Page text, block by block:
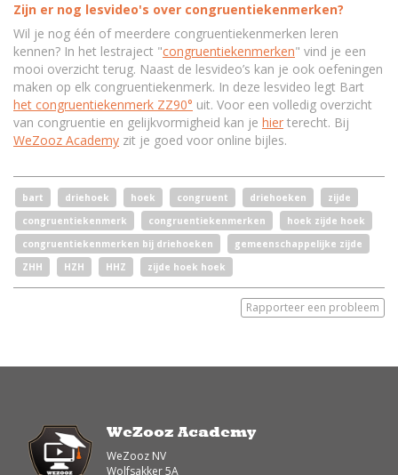
Zijn er nog lesvideo's over congruentiekenmerken?
Wil je nog één of meerdere congruentiekenmerken leren
kennen? In het lestraject "congruentiekenmerken" vind je een
mooi overzicht terug. Naast de lesvideo’s kan je ook oefeningen
maken op elk congruentiekenmerk. In deze lesvideo legt Bart
het congruentiekenmerk ZZ90° uit. Voor een volledig overzicht
van congruentie en gelijkvormigheid kan je hier terecht. Bij
WeZooz Academy zit je goed voor online bijles.
bart driehoek hoek congruent driehoeken
zijde
congruentiekenmerk
congruentiekenmerken
hoek zijde hoek
congruentiekenmerken bij driehoeken
gemeenschappelijke zijde
ZHH
HZH HHZ zijde hoek hoek
Rapporteer een probleem
WeZooz Academy
WeZooz NV
Wolfsakker 5A